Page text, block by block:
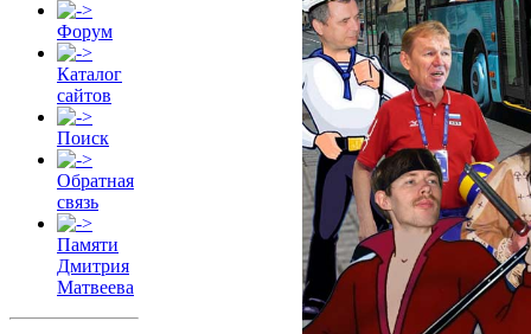
Форум
Каталог
сайтов
Поиск
Обратная
связь
Памяти
Дмитрия
Матвеева